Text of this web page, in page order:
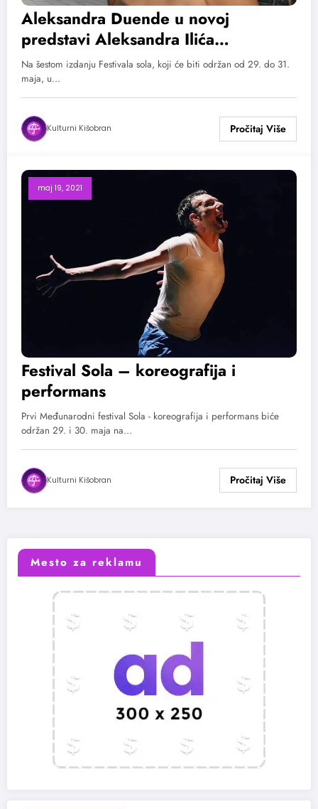
Aleksandra Duende u novoj
predstavi Aleksandra Ilića
„Zaboravljeno prisustvo: Povratak
izvoru“ na šestom Festivalu SOLA
Na šestom izdanju Festivala sola, koji će biti održan od 29. do 31.
maja, u…
Kulturni Kišobran
maj 19, 2021
Festival Sola – koreografija i
performans
Prvi Međunarodni festival Sola - koreografija i performans biće
održan 29. i 30. maja na…
Kulturni Kišobran
Mesto za reklamu